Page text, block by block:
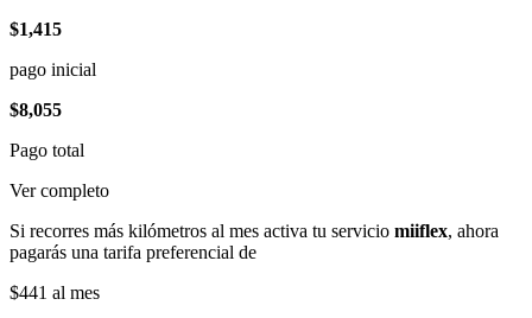
$1,415
pago inicial
$8,055
Pago total
Ver completo
Si recorres más kilómetros al mes activa tu servicio miiflex, ahora
pagarás una tarifa preferencial de
$441 al mes